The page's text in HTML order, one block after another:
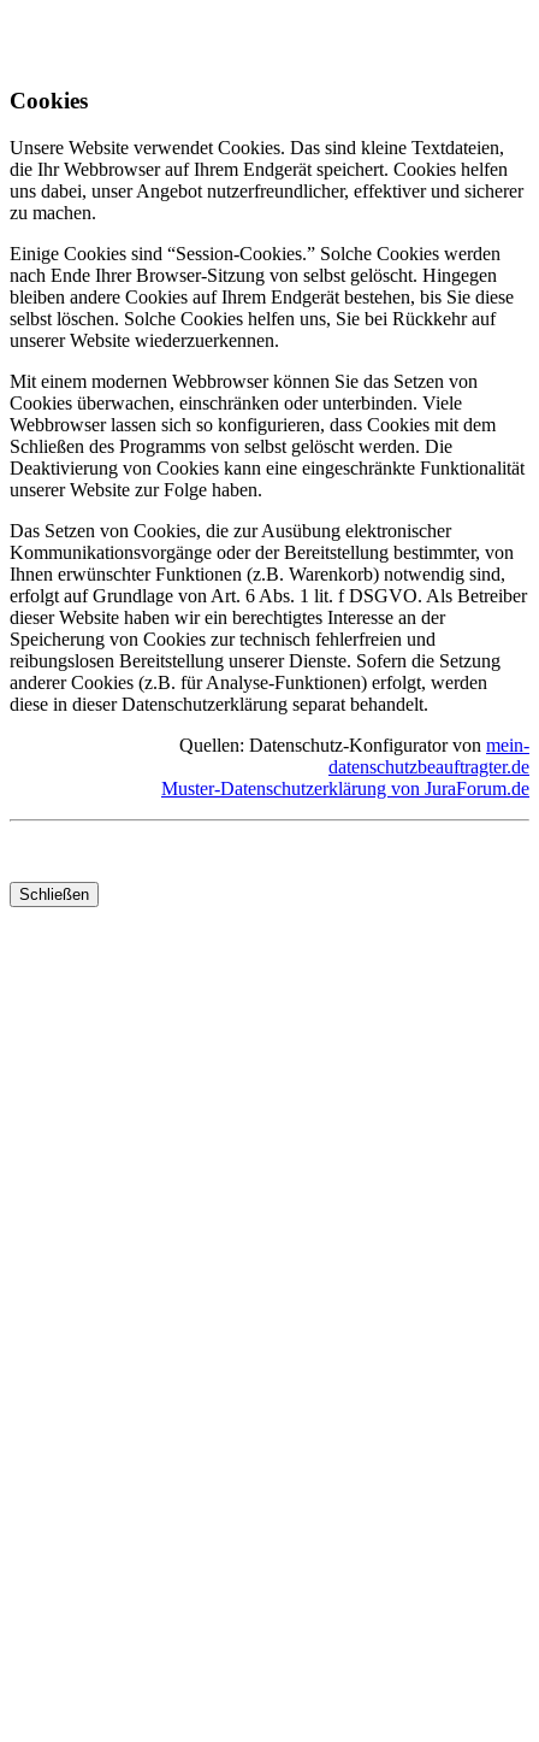
Cookies
Unsere Website verwendet Cookies. Das sind kleine Textdateien,
die Ihr Webbrowser auf Ihrem Endgerät speichert. Cookies helfen
uns dabei, unser Angebot nutzerfreundlicher, effektiver und sicherer
zu machen.
Einige Cookies sind “Session-Cookies.” Solche Cookies werden
nach Ende Ihrer Browser-Sitzung von selbst gelöscht. Hingegen
bleiben andere Cookies auf Ihrem Endgerät bestehen, bis Sie diese
selbst löschen. Solche Cookies helfen uns, Sie bei Rückkehr auf
unserer Website wiederzuerkennen.
Mit einem modernen Webbrowser können Sie das Setzen von
Cookies überwachen, einschränken oder unterbinden. Viele
Webbrowser lassen sich so konfigurieren, dass Cookies mit dem
Schließen des Programms von selbst gelöscht werden. Die
Deaktivierung von Cookies kann eine eingeschränkte Funktionalität
unserer Website zur Folge haben.
Das Setzen von Cookies, die zur Ausübung elektronischer
Kommunikationsvorgänge oder der Bereitstellung bestimmter, von
Ihnen erwünschter Funktionen (z.B. Warenkorb) notwendig sind,
erfolgt auf Grundlage von Art. 6 Abs. 1 lit. f DSGVO. Als Betreiber
dieser Website haben wir ein berechtigtes Interesse an der
Speicherung von Cookies zur technisch fehlerfreien und
reibungslosen Bereitstellung unserer Dienste. Sofern die Setzung
anderer Cookies (z.B. für Analyse-Funktionen) erfolgt, werden
diese in dieser Datenschutzerklärung separat behandelt.
Quellen: Datenschutz-Konfigurator von mein-
datenschutzbeauftragter.de
Muster-Datenschutzerklärung von JuraForum.de
Schließen